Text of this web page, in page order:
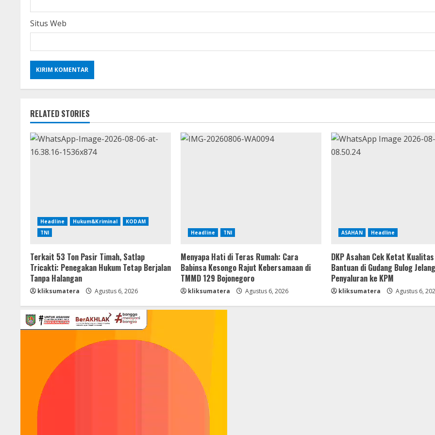
Situs Web
RELATED STORIES
Headline Hukum&Kriminal
KODAM
TNI
Terkait 53 Ton Pasir Timah, Satlap
Tricakti: Penegakan Hukum Tetap Berjalan
Tanpa Halangan
kliksumatera Agustus 6, 2026
Headline TNI
Menyapa Hati di Teras Rumah: Cara
Babinsa Kesongo Rajut Kebersamaan di
TMMD 129 Bojonegoro
kliksumatera Agustus 6, 2026
ASAHAN Headline
DKP Asahan Cek Ketat
Bantuan di Gudang Bulog Jelang
Penyaluran ke KPM
kliksumatera Agustus 6,
Pemutar
Video